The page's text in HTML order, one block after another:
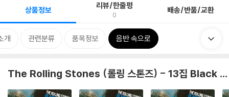
상품정보 리뷰/한줄평
0 배송/반품/교환
개 관련분류 품목정보 음반 속으로
The Rolling Stones (롤링 스톤즈) - 13집 Black And Blue